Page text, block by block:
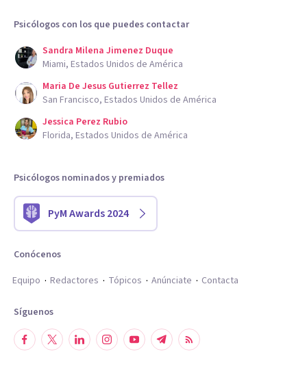
Psicólogos con los que puedes contactar
Sandra Milena Jimenez Duque
Miami, Estados Unidos de América
Maria De Jesus Gutierrez Tellez
San Francisco, Estados Unidos de América
Jessica Perez Rubio
Florida, Estados Unidos de América
Psicólogos nominados y premiados
PyM Awards 2024
Conócenos
Equipo
Redactores Tópicos Anúnciate Contacta
Síguenos